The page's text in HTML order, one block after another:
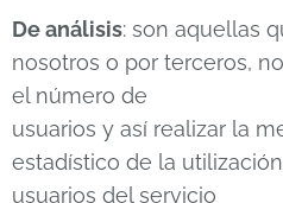
De análisis: son aquellas
nosotros o por terceros,
el número de
usuarios y así realizar la
estadístico de la
usuarios del servicio